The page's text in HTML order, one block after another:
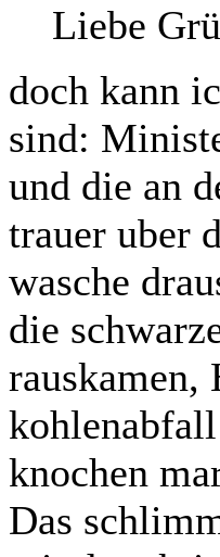
Liebe
doch kann
sind:
und die an
trauer uber
wasche
die
knochen
Das